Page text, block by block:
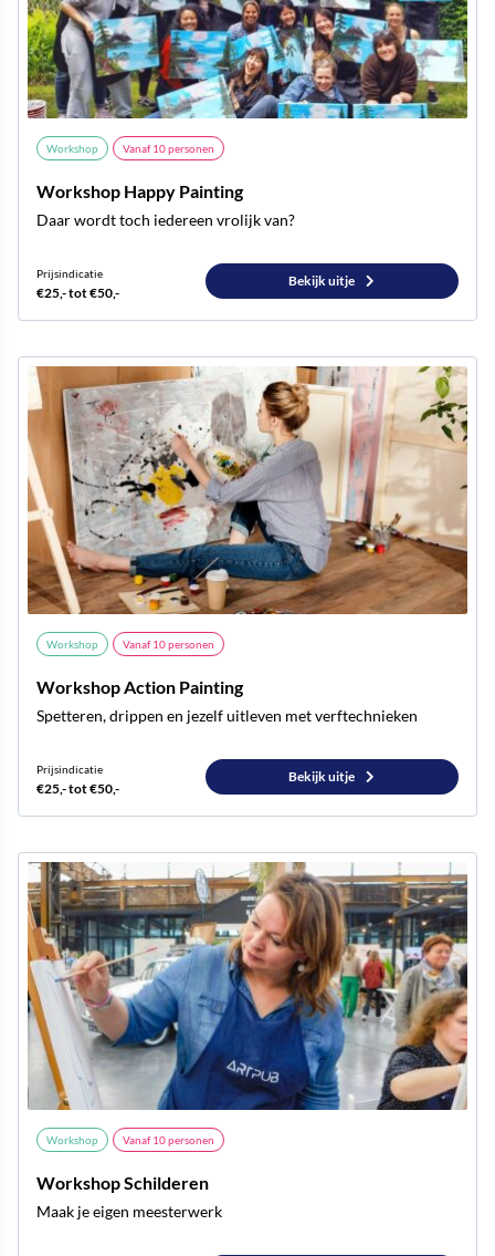
Workshop Vanaf10personen
Workshop Happy Painting
Daar wordt toch iedereen vrolijk van?
Prijsindicatie
€25,- tot €50,-
Bekijk uitje
Workshop Vanaf10personen
Workshop Action Painting
Spetteren, drippen en jezelf uitleven met verftechnieken
Prijsindicatie
€25,- tot €50,-
Bekijk uitje
Workshop Vanaf10personen
Workshop Schilderen
Maak je eigen meesterwerk